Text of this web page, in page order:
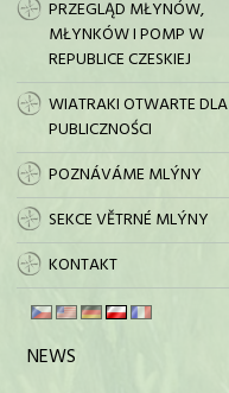
PRZEGLĄD MŁYNÓW,
MŁYNKÓW I POMP W
REPUBLICE CZESKIEJ
WIATRAKI OTWARTE DLA
PUBLICZNOŚCI
POZNÁVÁME MLÝNY
SEKCE VĚTRNÉ MLÝNY
KONTAKT
NEWS